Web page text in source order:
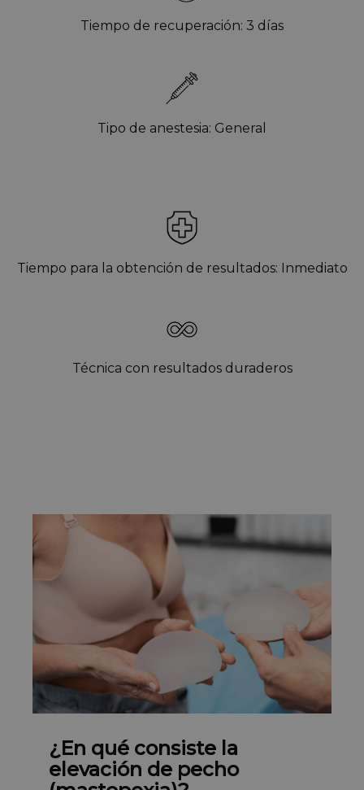
Tiempo de recuperación: 3 días
Tipo de anestesia: General
Tiempo para la obtención de resultados: Inmediato
Técnica con resultados duraderos
¿En qué consiste la
elevación de pecho